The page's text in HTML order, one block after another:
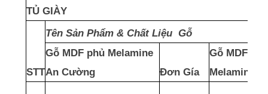
TỦ GIÀY
STT
Tên Sản Phẩm & Chất Liệu Gỗ
Gỗ MDF phủ Melamine
An Cường
Đơn Gía
Gỗ MDF
Melamine